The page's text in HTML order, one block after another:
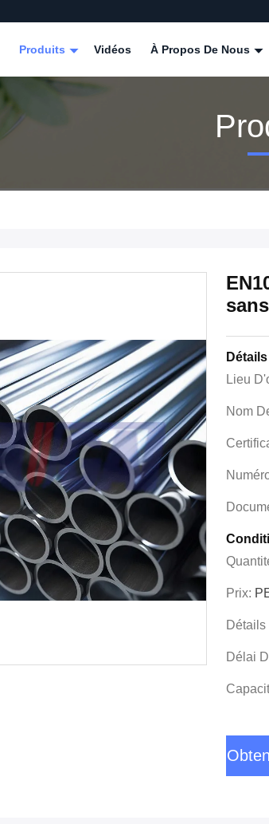
Produits Vidéos À Propos De Nous
Lieu
Nom
Prix:
Délai